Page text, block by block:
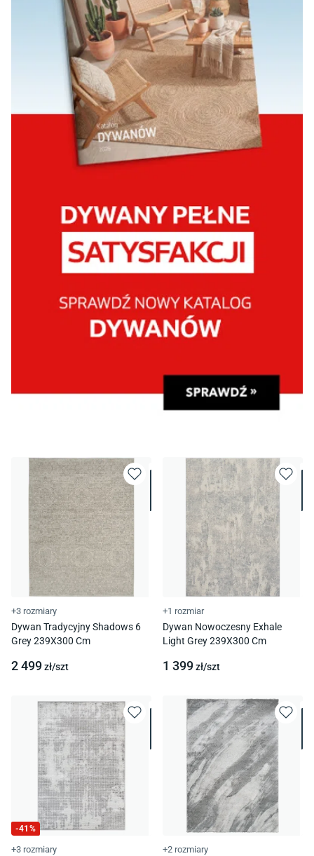
+3 rozmiary
Dywan Tradycyjny Shadows 6
Grey 239X300 Cm
2 499zł/szt
+1 rozmiar
Dywan Nowoczesny Exhale
Light Grey 239X300 Cm
1 399zł/szt
-41 %
+3 rozmiary +2 rozmiary